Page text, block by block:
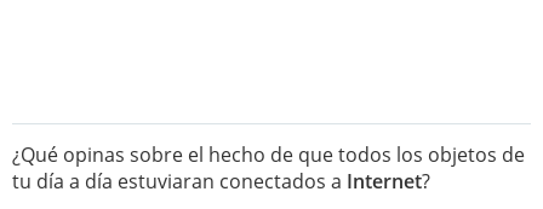
¿Qué opinas sobre el hecho de que todos los objetos de
tu día a día estuviaran conectados a Internet?